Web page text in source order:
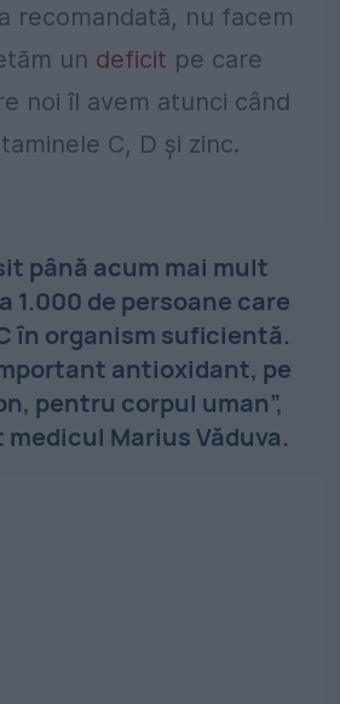
recomandată, nu facem
un deficit pe care
noi îl avem atunci când
C, D și zinc.
până acum mai mult
1.000 de persoane care
în organism suficientă.
antioxidant, pe
pentru corpul uman”,
Marius Văduva.